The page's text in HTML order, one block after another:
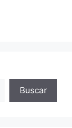
Buscar